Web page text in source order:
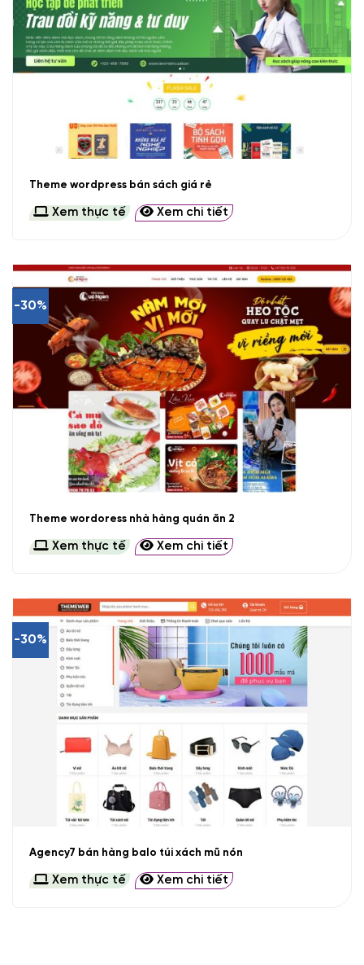
Theme wordpress bán sách giá rẻ
Xem thực tế Xem chi tiết
-30%
Theme wordoress nhà hàng quán ăn 2
Xem thực tế Xem chi tiết
-30%
Agency7 bán hàng balo túi xách mũ nón
Xem thực tế Xem chi tiết